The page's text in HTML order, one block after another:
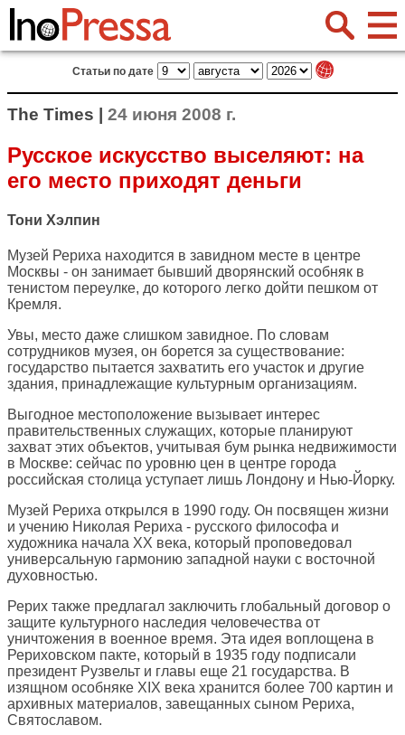
Статьи по дате
The Times | 24 июня 2008 г.
Русское искусство выселяют: на
его место приходят деньги
Тони Хэлпин
Музей Рериха находится в завидном месте в центре
Москвы - он занимает бывший дворянский особняк в
тенистом переулке, до которого легко дойти пешком от
Кремля.
Увы, место даже слишком завидное. По словам
сотрудников музея, он борется за существование:
государство пытается захватить его участок и другие
здания, принадлежащие культурным организациям.
Выгодное местоположение вызывает интерес
правительственных служащих, которые планируют
захват этих объектов, учитывая бум рынка недвижимости
в Москве: сейчас по уровню цен в центре города
российская столица уступает лишь Лондону и Нью-Йорку.
Музей Рериха открылся в 1990 году. Он посвящен жизни
и учению Николая Рериха - русского философа и
художника начала XX века, который проповедовал
универсальную гармонию западной науки с восточной
духовностью.
Рерих также предлагал заключить глобальный договор о
защите культурного наследия человечества от
уничтожения в военное время. Эта идея воплощена в
Рериховском пакте, который в 1935 году подписали
президент Рузвельт и главы еще 21 государства. В
изящном особняке XIX века хранится более 700 картин и
архивных материалов, завещанных сыном Рериха,
Святославом.